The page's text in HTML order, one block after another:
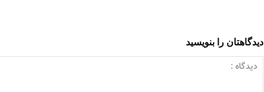
دیدگاهتان را بنویسید